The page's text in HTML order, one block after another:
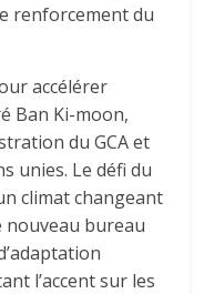
renforcement du
accélérer
Ban Ki-moon,
du GCA et
unies. Le défi du
climat changeant
nouveau bureau
l’accent sur les